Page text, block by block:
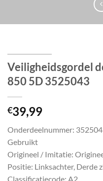
Veiligheidsgordel
850 5D 3525043
€39,99
Onderdeelnummer:
Gebruikt
Origineel / Imitatie:
Positie: Linksachter, Derde
Classificatiecode: A2